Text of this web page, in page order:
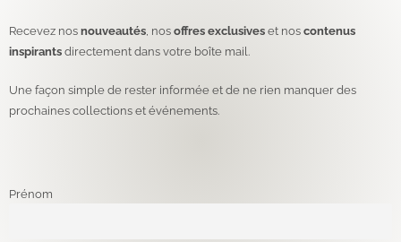
Recevez nos nouveautés , nos offres exclusives et nos contenus
inspirants directement dans votre boîte mail.
Une façon simple de rester informée et de ne rien manquer des
prochaines collections et événements.
Prénom